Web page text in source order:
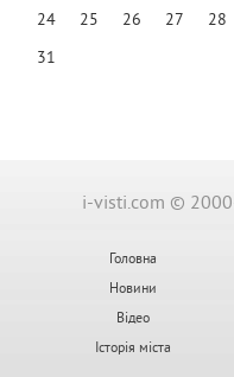
24
25 26 27 28
31
i-visti.com ©
Головна
Новини
Відео
Історія міста